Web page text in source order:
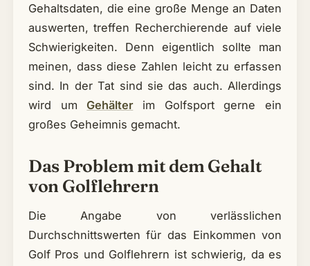
Gehaltsdaten, die eine große Menge an Daten
auswerten, treffen Recherchierende auf viele
Schwierigkeiten. Denn eigentlich sollte man
meinen, dass diese Zahlen leicht zu erfassen
sind. In der Tat sind sie das auch. Allerdings
wird umGehälterim Golfsport gerne ein
großes Geheimnis gemacht.
Das Problem mit dem Gehalt
von Golflehrern
Die Angabe von verlässlichen
Durchschnittswerten für das Einkommen von
Golf Pros und Golflehrern ist schwierig, da es